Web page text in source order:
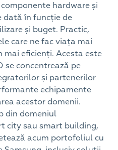
hardware și
dată în funcție de
și buget. Practic,
care ne fac viața mai
mai eficienți. Acesta este
se concentrează pe
și partenerilor
echipamente
acestor domenii.
din domeniul
city sau smart building,
acum portofoliul cu